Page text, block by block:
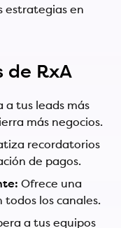
estrategias en
de RxA
a tus leads más
más negocios.
recordatorios
de pagos.
Ofrece una
los canales.
a tus equipos